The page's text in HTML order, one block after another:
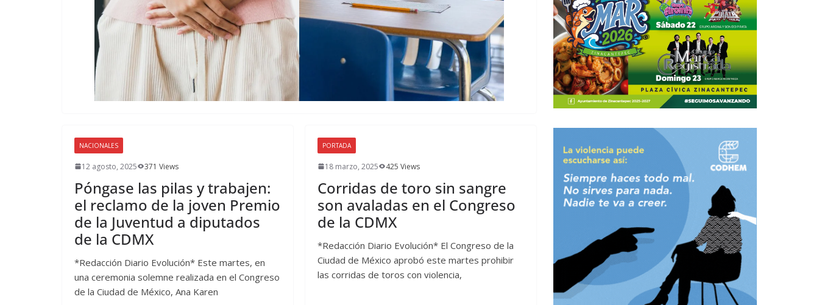
NACIONALES
12 agosto, 2025 371 Views
Póngase las pilas y trabajen:
el reclamo de la joven Premio
de la Juventud a diputados
de la CDMX
*Redacción Diario Evolución* Este martes, en
una ceremonia solemne realizada en el Congreso
de la Ciudad de México, Ana Karen
PORTADA
18 marzo, 2025 425 Views
Corridas de toro sin sangre
son avaladas en el Congreso
de la CDMX
*Redacción Diario Evolución* El Congreso de la
Ciudad de México aprobó este martes prohibir
las corridas de toros con violencia,